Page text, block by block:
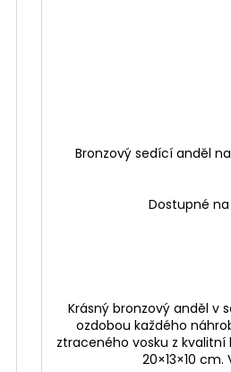
Bronzový sedící anděl
Dostupné
Krásný bronzový anděl v
ozdobou každého
ztraceného vosku z kvalitní
20×13×10 cm.